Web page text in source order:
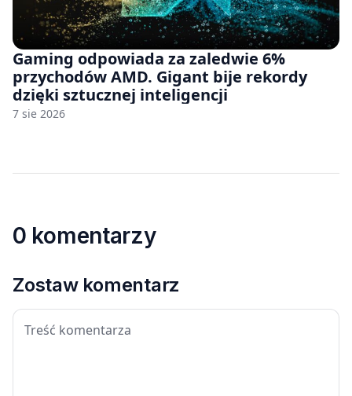
Gaming odpowiada za zaledwie 6%
przychodów AMD. Gigant bije rekordy
dzięki sztucznej inteligencji
7 sie 2026
0 komentarzy
Zostaw komentarz